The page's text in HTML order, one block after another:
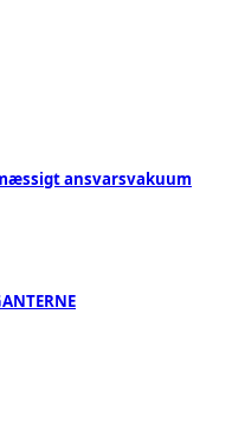
ansvarsvakuum